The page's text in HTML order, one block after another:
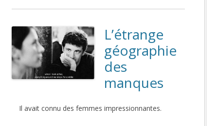
L’étrange
géographie
des
manques
Il avait connu des femmes impressionnantes.